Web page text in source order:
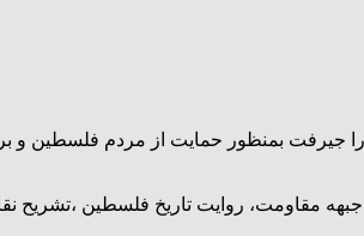
جیرفت بمنظور حمایت از مردم فلسطین و
مقاومت، روایت تاریخ فلسطین